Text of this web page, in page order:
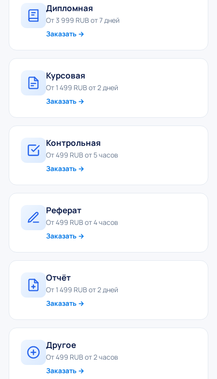
Дипломная
От 3 999 RUB от 7 дней
Заказать →
Курсовая
От 1 499 RUB от 2 дней
Заказать →
Контрольная
От 499 RUB от 5 часов
Заказать →
Реферат
От 499 RUB от 4 часов
Заказать →
Отчёт
От 1 499 RUB от 2 дней
Заказать →
Другое
От 499 RUB от 2 часов
Заказать →